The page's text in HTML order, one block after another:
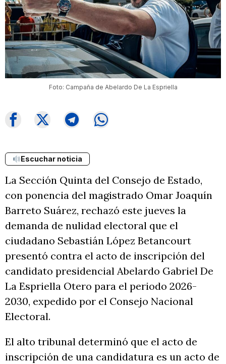
Foto: Campaña de Abelardo De La Espriella
Escuchar noticia
La Sección Quinta del Consejo de Estado,
con ponencia del magistrado Omar Joaquín
Barreto Suárez, rechazó este jueves la
demanda de nulidad electoral que el
ciudadano Sebastián López Betancourt
presentó contra el acto de inscripción del
candidato presidencial Abelardo Gabriel De
La Espriella Otero para el periodo 2026-
2030, expedido por el Consejo Nacional
Electoral.
El alto tribunal determinó que el acto de
inscripción de una candidatura es un acto de